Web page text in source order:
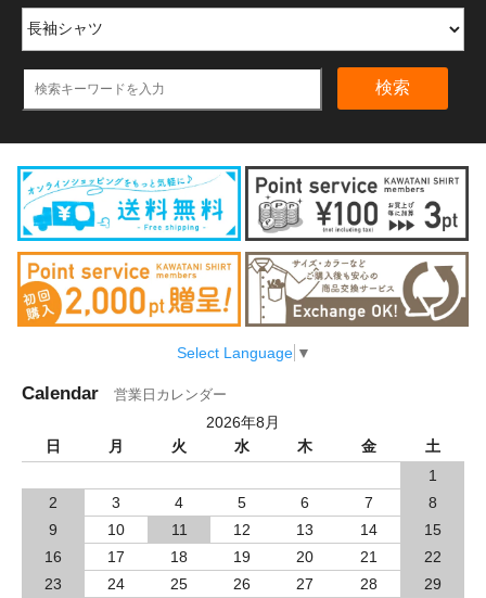
検索
Select Language ▼
Calendar 営業日カレンダー
2026年8月
日
月 火 水 木 金
土
1
2
3 4 5 6 7
8
9
10 11 12 13 14
15
16
17 18 19 20 21
22
23
24 25 26 27 28
29